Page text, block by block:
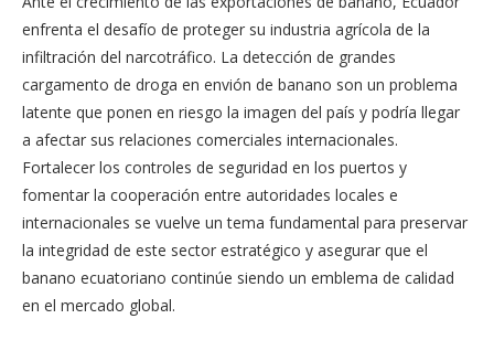
enfrenta el desafío de proteger su industria agrícola de la
infiltración del narcotráfico. La detección de grandes
cargamento de droga en envión de banano son un problema
latente que ponen en riesgo la imagen del país y podría llegar
a afectar sus relaciones comerciales internacionales.
Fortalecer los controles de seguridad en los puertos y
fomentar la cooperación entre autoridades locales e
internacionales se vuelve un tema fundamental para preservar
la integridad de este sector estratégico y asegurar que el
banano ecuatoriano continúe siendo un emblema de calidad
en el mercado global.